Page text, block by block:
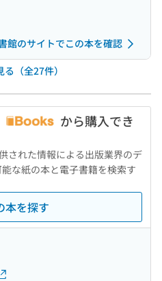
館のサイトでこの本を確認
（全27件）
から購入でき
された情報による出版業界のデ
な紙の本と電子書籍を検索す
本を探す